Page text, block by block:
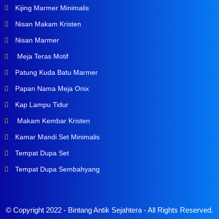
Kijing Marmer Minimalis
Nisan Makam Kristen
Nisan Marmer
Meja Teras Motif
Patung Kuda Batu Marmer
Papan Nama Meja Onix
Kap Lampu Tidur
Makam Kembar Kristen
Kamar Mandi Set Minimalis
Tempat Dupa Set
Tempat Dupa Sembahyang
© Copyright 2022 - Bintang Antik Sejahtera- All Rights Reserved.